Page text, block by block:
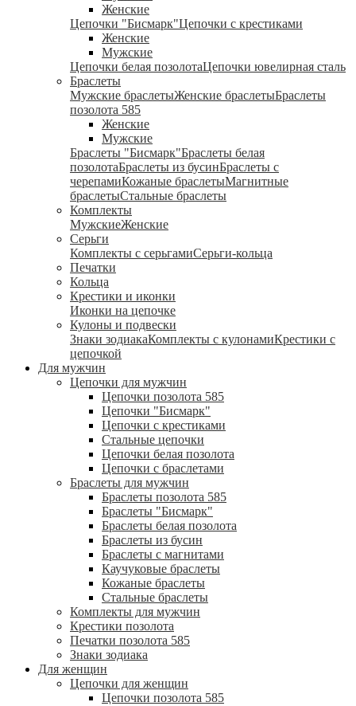
Женские
Цепочки "Бисмарк"Цепочки с крестиками
Женские
Мужские
Цепочки белая позолотаЦепочки ювелирная сталь
Браслеты
Мужские браслетыЖенские браслетыБраслеты
позолота 585
Женские
Мужские
Браслеты "Бисмарк"Браслеты белая
позолотаБраслеты из бусинБраслеты с
черепамиКожаные браслетыМагнитные
браслетыСтальные браслеты
Комплекты
МужскиеЖенские
Серьги
Комплекты с серьгамиСерьги-кольца
Печатки
Кольца
Крестики и иконки
Иконки на цепочке
Кулоны и подвески
Знаки зодиакаКомплекты с кулонамиКрестики с
цепочкой
Для мужчин
Цепочки для мужчин
Цепочки позолота 585
Цепочки "Бисмарк"
Цепочки с крестиками
Стальные цепочки
Цепочки белая позолота
Цепочки с браслетами
Браслеты для мужчин
Браслеты позолота 585
Браслеты "Бисмарк"
Браслеты белая позолота
Браслеты из бусин
Браслеты с магнитами
Каучуковые браслеты
Кожаные браслеты
Стальные браслеты
Комплекты для мужчин
Крестики позолота
Печатки позолота 585
Знаки зодиака
Для женщин
Цепочки для женщин
Цепочки позолота 585